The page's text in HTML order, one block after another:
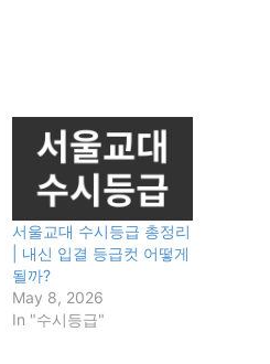
서울교대 수시등급 총정리
| 내신 입결 등급컷 어떻게
될까?
May 8, 2026
In "수시등급"